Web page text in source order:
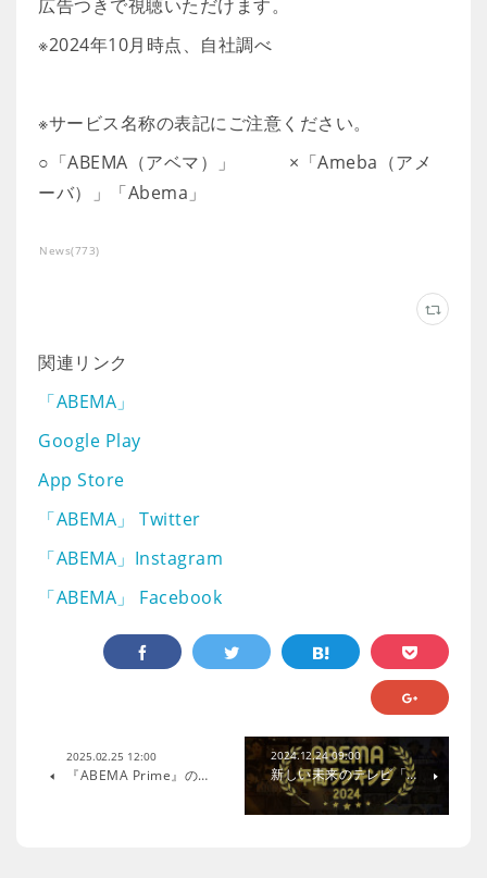
広告つきで視聴いただけます。
※2024年10月時点、自社調べ
※サービス名称の表記にご注意ください。
○「ABEMA（アベマ）」 ×「Ameba（アメ
ーバ）」「Abema」
News(773)
関連リンク
「ABEMA」
Google Play
App Store
「ABEMA」 Twitter
「ABEMA」Instagram
「ABEMA」 Facebook
2025.02.25 12:00
『ABEMA Prime』の…
2024.12.24 09:00
新しい未来のテレビ「…